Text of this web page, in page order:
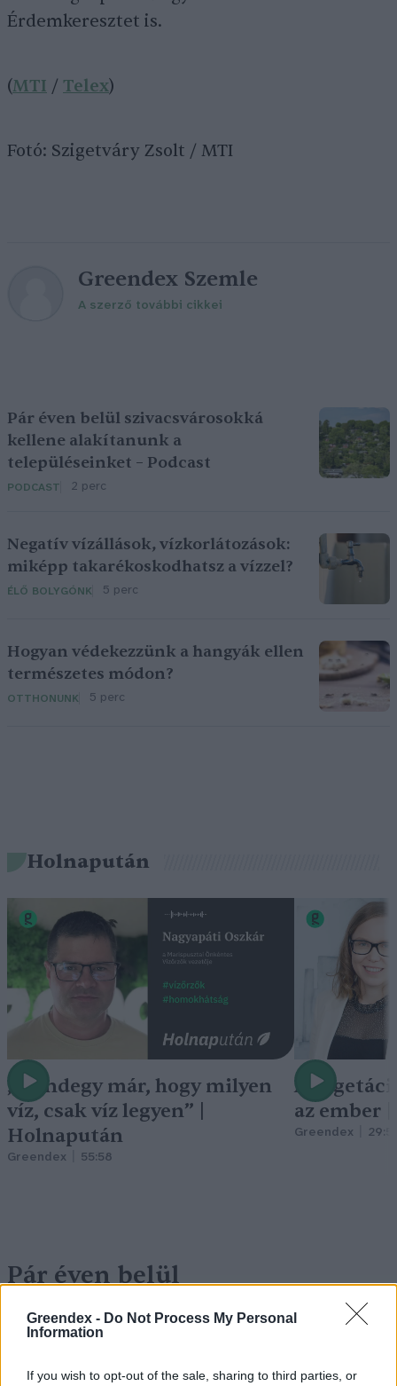
Greendex - Do Not Process My Personal
Information
If you wish to opt-out of the sale, sharing to third parties, or
Érdemkeresztet is.
(MTI / Telex)
Fotó: Szigetváry Zsolt / MTI
Greendex Szemle
A szerző további cikkei
Pár éven belül szivacsvárosokká
kellene alakítanunk a
településeinket – Podcast
PODCAST 2 perc
Negatív vízállások, vízkorlátozások:
miképp takarékoskodhatsz a vízzel?
ÉLŐ BOLYGÓNK 5 perc
Hogyan védekezzünk a hangyák ellen
természetes módon?
OTTHONUNK 5 perc
Holnapután
„Mindegy már, hogy milyen
víz, csak víz legyen” |
Holnapután
Greendex 55:58
A
az ember
Greendex
Pár éven belül
szivacsvárosokká kellene
alakítanunk a településeinket –
Podcast